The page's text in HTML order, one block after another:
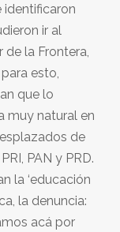
identificaron
ir al
la Frontera,
esto,
que lo
muy natural en
de
PAN y PRD.
la ‘educación
la denuncia:
acá por